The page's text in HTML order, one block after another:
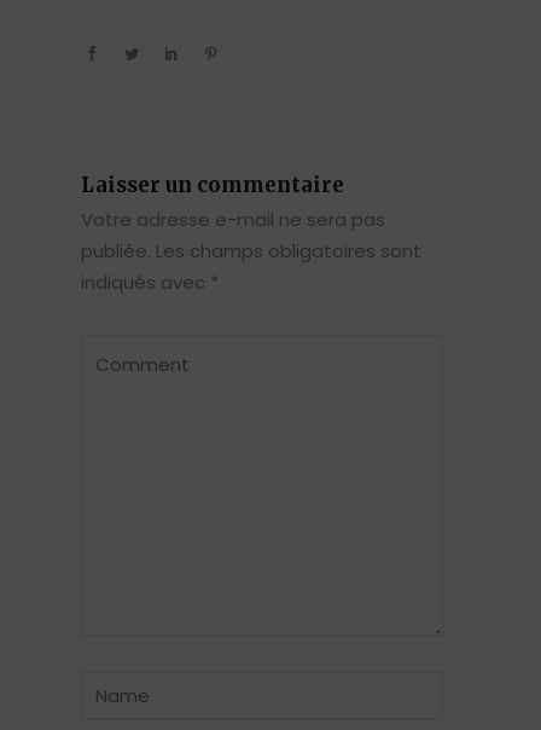
Laisser un commentaire
Votre adresse e-mail ne sera pas
publiée. Les champs obligatoires sont
indiqués avec *